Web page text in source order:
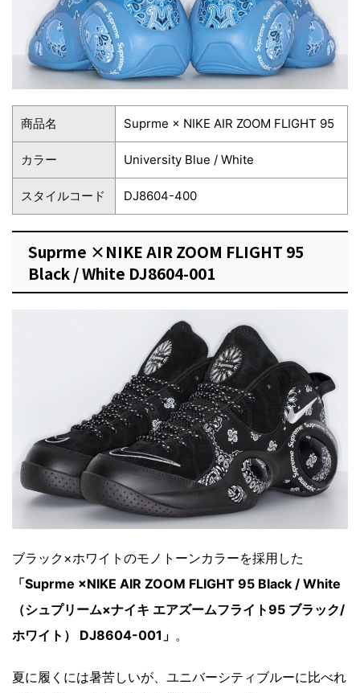
商品名 Suprme × NIKE AIR ZOOM FLIGHT 95
カラー University Blue / White
スタイルコード DJ8604-400
Suprme ×NIKE AIR ZOOM FLIGHT 95
Black / White DJ8604-001
ブラック×ホワイトのモノトーンカラーを採用した
「Suprme ×NIKE AIR ZOOM FLIGHT 95 Black / White
（シュプリーム×ナイキ エアズームフライト95 ブラック/
ホワイト） DJ8604-001」 。
夏に履くには暑苦しいが、ユニバーシティブルーに比べれ